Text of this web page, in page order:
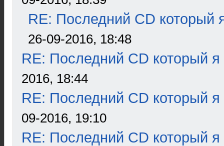
RE: Последний CD который
26-09-2016, 18:48
RE: Последний CD который я
2016, 18:44
RE: Последний CD который я
09-2016, 19:10
RE: Последний CD который я